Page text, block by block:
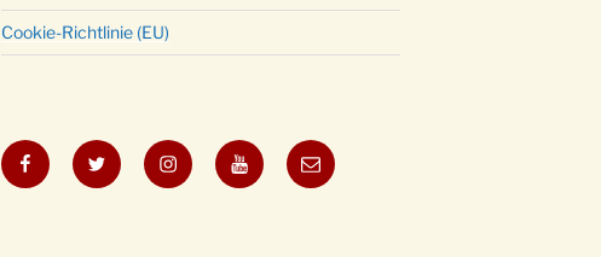
Cookie-Richtlinie (EU)
FacebookTwitter InstagramYouTubeE-
Mail